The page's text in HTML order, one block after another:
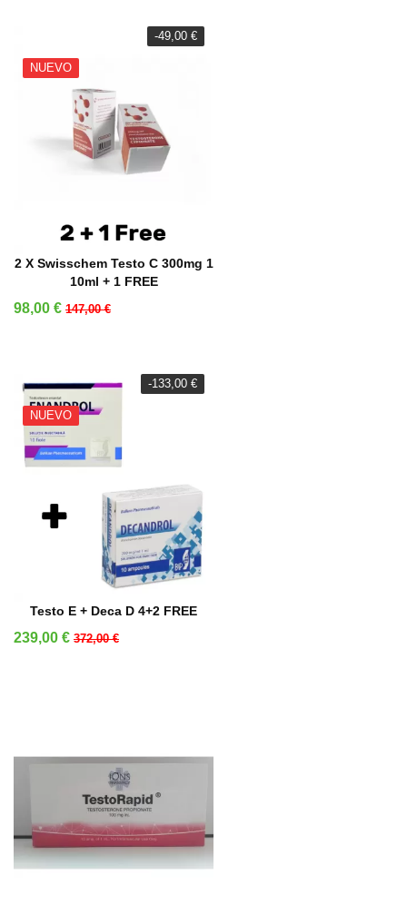
-49,00 €
NUEVO
AÑADIR A LA CESTA
2 X Swisschem Testo C 300mg 1
10ml + 1 FREE
Precio
98,00 € Precio base
147,00 €
-133,00 €
NUEVO
AÑADIR A LA CESTA
Testo E + Deca D 4+2 FREE
Precio
239,00 € Precio base
372,00 €